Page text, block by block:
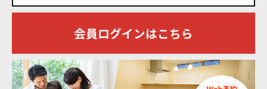
会員ログインはこちら